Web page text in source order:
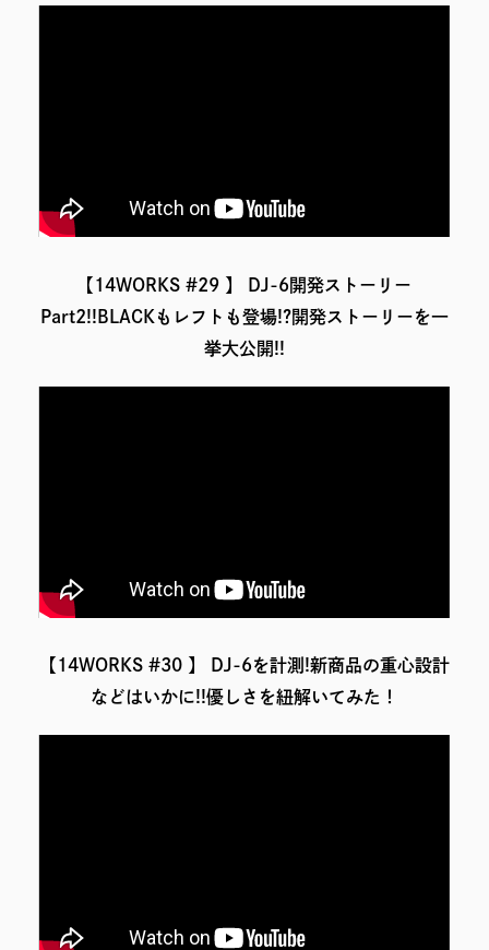
【14WORKS #29 】 DJ-6開発ストーリー
Part2!!BLACKもレフトも登場!?開発ストーリーを一
挙大公開!!
【14WORKS #30 】 DJ-6を計測!新商品の重心設計
などはいかに!!優しさを紐解いてみた！